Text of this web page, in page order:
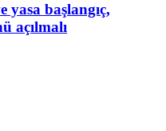
yasa başlangıç,
açılmalı